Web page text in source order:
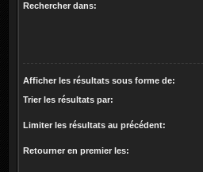
Rechercher dans:
Afficher les résultats sous forme de:
Trier les résultats par:
Limiter les résultats au précédent:
Retourner en premier les: